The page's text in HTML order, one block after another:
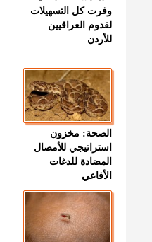
وفرت كل التسهيلات
لقدوم العراقيين
للأردن
الصحة: مخزون
استراتيجي للأمصال
المضادة للدغات
الأفاعي